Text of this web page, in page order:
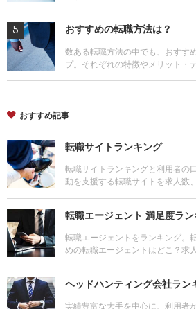
おすすめの転職方法は？
数ある転職方法の中でも、おすす
プ。それぞれの特徴やメリット・
おすすめ記事
転職サイトランキング
転職サイトランキングと利用者の
動を支援する転職サイトを求人数
転職エージェント 満足度ラ
転職エージェントをランキング。
めの転職エージェントはどこ？求
ヘッドハンティング会社ラン
実績豊富な大手を中心に、利用者